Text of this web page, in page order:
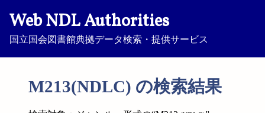
Web NDL Authorities
国立国会図書館典拠データ検索・提供サービス
M213(NDLC) の検索結果